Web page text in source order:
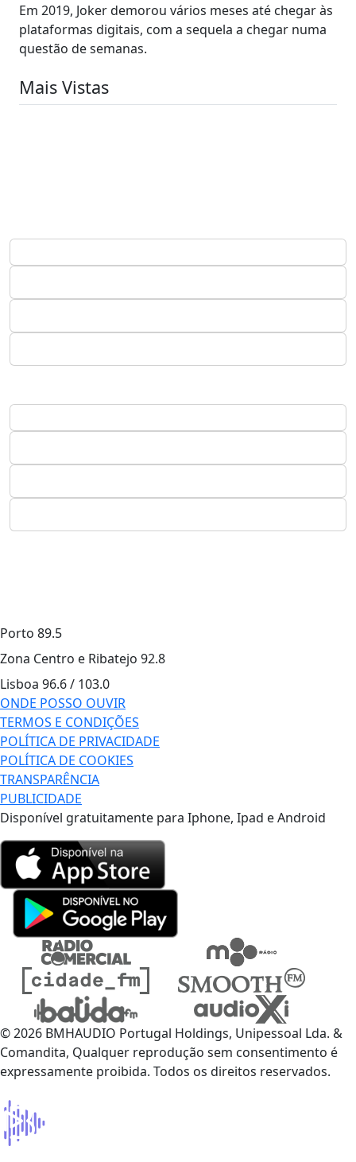
Em 2019, Joker demorou vários meses até chegar às
plataformas digitais, com a sequela a chegar numa
questão de semanas.
Mais Vistas
Porto 89.5
Zona Centro e Ribatejo 92.8
Lisboa 96.6 / 103.0
ONDE POSSO OUVIR
TERMOS E CONDIÇÕES
POLÍTICA DE PRIVACIDADE
POLÍTICA DE COOKIES
TRANSPARÊNCIA
PUBLICIDADE
Disponível gratuitamente para Iphone, Ipad e Android
© 2026 BMHAUDIO Portugal Holdings, Unipessoal Lda. &
Comandita, Qualquer reprodução sem consentimento é
expressamente proibida. Todos os direitos reservados.